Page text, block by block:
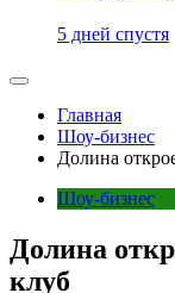
5 дней спустя
Главная
Шоу-бизнес
Долина
Шоу-бизнес
Долина
клуб